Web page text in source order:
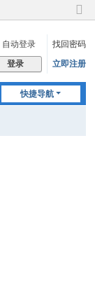
切
到
窄
自动登录
找回密码
登录 立即注册
快捷导航